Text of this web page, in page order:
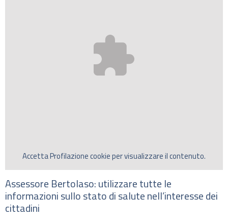
AccettaProfilazionecookie per visualizzare il contenuto.
Assessore Bertolaso: utilizzare tutte le
informazioni sullo stato di salute nell’interesse dei
cittadini